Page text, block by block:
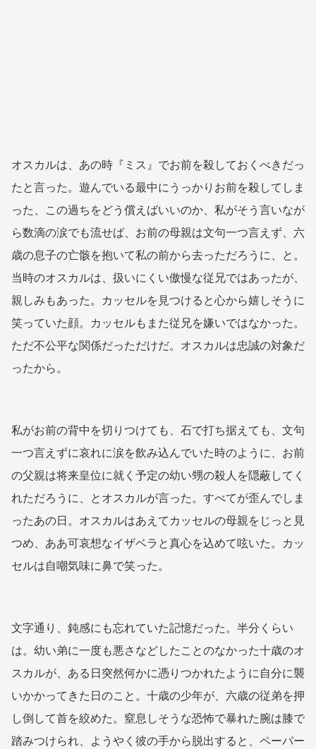
オスカルは、あの時『ミス』でお前を殺しておくべきだっ
たと言った。遊んでいる最中にうっかりお前を殺してしま
った、この過ちをどう償えばいいのか、私がそう言いなが
ら数滴の涙でも流せば、お前の母親は文句一つ言えず、六
歳の息子の亡骸を抱いて私の前から去っただろうに、と。
当時のオスカルは、扱いにくい傲慢な従兄ではあったが、
親しみもあった。カッセルを見つけると心から嬉しそうに
笑っていた顔。カッセルもまた従兄を嫌いではなかった。
ただ不公平な関係だっただけだ。オスカルは忠誠の対象だ
ったから。
私がお前の背中を切りつけても、石で打ち据えても、文句
一つ言えずに哀れに涙を飲み込んでいた時のように、お前
の父親は将来皇位に就く予定の幼い甥の殺人を隠蔽してく
れただろうに、とオスカルが言った。すべてが歪んでしま
ったあの日。オスカルはあえてカッセルの母親をじっと見
つめ、ああ可哀想なイザベラと真心を込めて呟いた。カッ
セルは自嘲気味に鼻で笑った。
文字通り、鈍感にも忘れていた記憶だった。半分くらい
は。幼い弟に一度も悪さなどしたことのなかった十歳のオ
スカルが、ある日突然何かに憑りつかれたように自分に襲
いかかってきた日のこと。十歳の少年が、六歳の従弟を押
し倒して首を絞めた。窒息しそうな恐怖で暴れた腕は膝で
踏みつけられ、ようやく彼の手から脱出すると、ペーパー